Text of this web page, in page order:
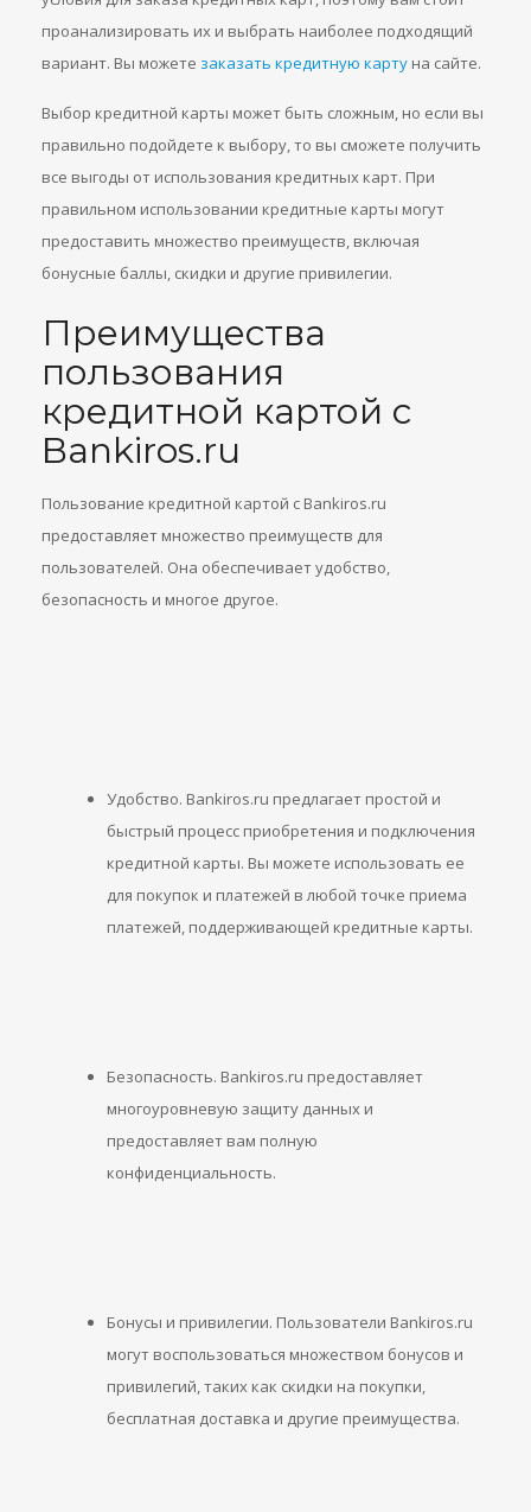
проанализировать их и выбрать наиболее подходящий
вариант. Вы можете заказать кредитную карту на сайте.
Выбор кредитной карты может быть сложным, но если вы
правильно подойдете к выбору, то вы сможете получить
все выгоды от использования кредитных карт. При
правильном использовании кредитные карты могут
предоставить множество преимуществ, включая
бонусные баллы, скидки и другие привилегии.
Преимущества
пользования
кредитной картой с
Bankiros.ru
Пользование кредитной картой с Bankiros.ru
предоставляет множество преимуществ для
пользователей. Она обеспечивает удобство,
безопасность и многое другое.
Удобство. Bankiros.ru предлагает простой и
быстрый процесс приобретения и подключения
кредитной карты. Вы можете использовать ее
для покупок и платежей в любой точке приема
платежей, поддерживающей кредитные карты.
Безопасность. Bankiros.ru предоставляет
многоуровневую защиту данных и
предоставляет вам полную
конфиденциальность.
Бонусы и привилегии. Пользователи Bankiros.ru
могут воспользоваться множеством бонусов и
привилегий, таких как скидки на покупки,
бесплатная доставка и другие преимущества.